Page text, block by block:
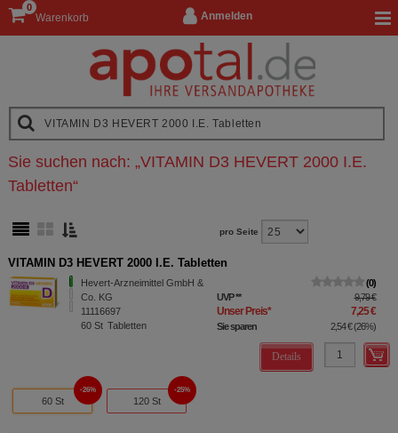
Anmelden
Warenkorb
0
Sie suchen nach: „VITAMIN D3 HEVERT 2000 I.E.
Tabletten“
pro Seite
VITAMIN D3 HEVERT 2000 I.E. Tabletten
Hevert-Arzneimittel GmbH &
Co. KG
11116697
60 St Tabletten
0
UVP** 9,79 €
Unser Preis* 7,25 €
Sie sparen 2,54 €(26%)
Details
60 St
26%
120 St
25%